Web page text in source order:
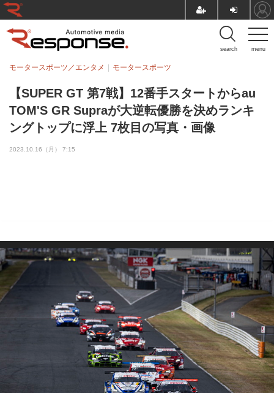
menu
search
【SUPER GT 第7戦】12番手スタートからau
TOM'S GR Supraが大逆転優勝を決めランキ
ングトップに浮上 7枚目の写真・画像
モータースポーツ／エンタメ モータースポーツ
2023.10.16（月） 7:15